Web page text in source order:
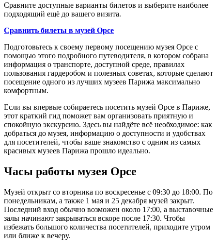
Сравните доступные варианты билетов и выберите наиболее
подходящий ещё до вашего визита.
Сравнить билеты в музей Орсе
Подготовьтесь к своему первому посещению музея Орсе с
помощью этого подробного путеводителя, в котором собрана
информация о транспорте, доступной среде, правилах
пользования гардеробом и полезных советах, которые сделают
посещение одного из лучших музеев Парижа максимально
комфортным.
Если вы впервые собираетесь посетить музей Орсе в Париже,
этот краткий гид поможет вам организовать приятную и
спокойную экскурсию. Здесь вы найдёте всё необходимое: как
добраться до музея, информацию о доступности и удобствах
для посетителей, чтобы ваше знакомство с одним из самых
красивых музеев Парижа прошло идеально.
Часы работы музея Орсе
Музей открыт со вторника по воскресенье с 09:30 до 18:00. По
понедельникам, а также 1 мая и 25 декабря музей закрыт.
Последний вход обычно возможен около 17:00, а выставочные
залы начинают закрываться вскоре после 17:30. Чтобы
избежать большого количества посетителей, приходите утром
или ближе к вечеру.